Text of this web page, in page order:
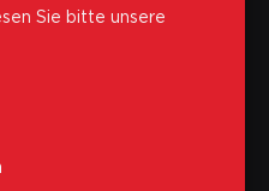
Sie bitte unsere